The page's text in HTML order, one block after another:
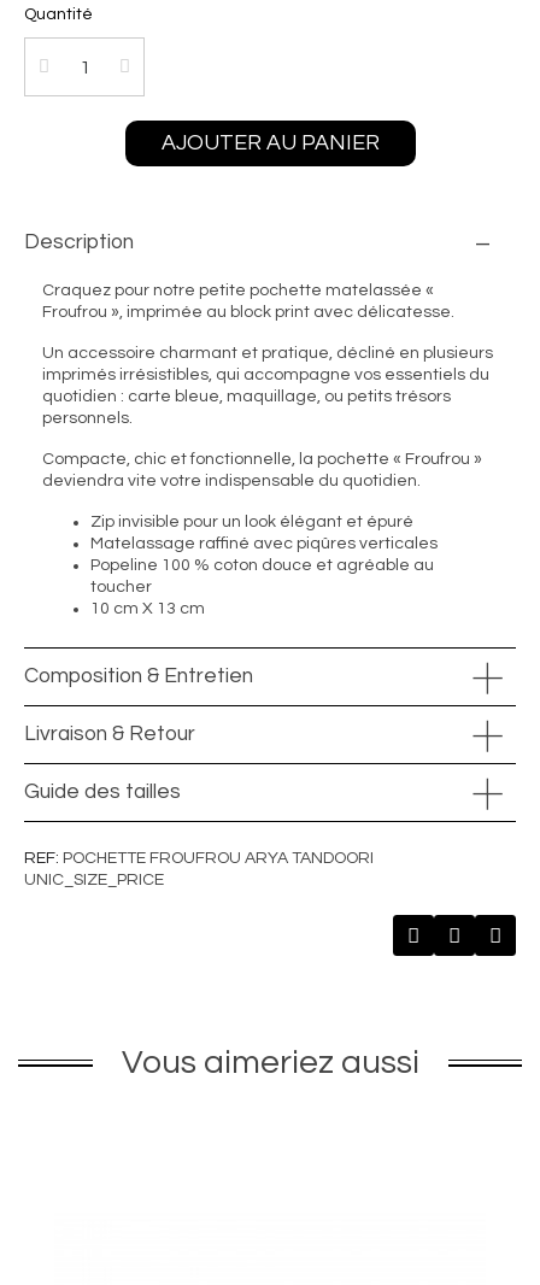
Quantité
AJOUTER AU PANIER
Description
Craquez pour notre petite pochette matelassée «
Froufrou », imprimée au block print avec délicatesse.
Un accessoire charmant et pratique, décliné en plusieurs
imprimés irrésistibles, qui accompagne vos essentiels du
quotidien : carte bleue, maquillage, ou petits trésors
personnels.
Compacte, chic et fonctionnelle, la pochette « Froufrou »
deviendra vite votre indispensable du quotidien.
Zip invisible pour un look élégant et épuré
Matelassage raffiné avec piqûres verticales
Popeline 100 % coton douce et agréable au
toucher
10 cm X 13 cm
Composition & Entretien
Livraison & Retour
Guide des tailles
REF POCHETTE FROUFROU ARYA TANDOORI
UNIC_SIZE_PRICE
Vous aimeriez aussi